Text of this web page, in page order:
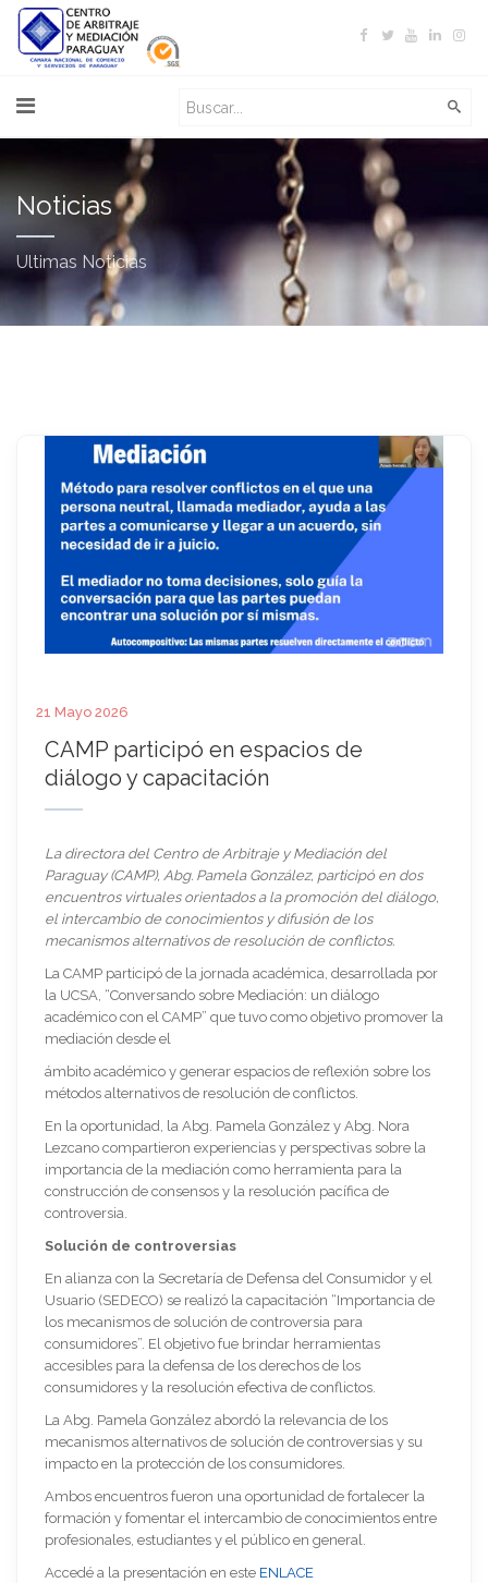
Noticias
Ultimas Noticias
21 Mayo 2026
CAMP participó en espacios de
diálogo y capacitación
La directora del Centro de Arbitraje y Mediación del
Paraguay (CAMP), Abg. Pamela González, participó en dos
encuentros virtuales orientados a la promoción del diálogo,
el intercambio de conocimientos y difusión de los
mecanismos alternativos de resolución de conflictos.
La CAMP participó de la jornada académica, desarrollada por
la UCSA, “Conversando sobre Mediación: un diálogo
académico con el CAMP” que tuvo como objetivo promover la
mediación desde el
ámbito académico y generar espacios de reflexión sobre los
métodos alternativos de resolución de conflictos.
En la oportunidad, la Abg. Pamela González y Abg. Nora
Lezcano compartieron experiencias y perspectivas sobre la
importancia de la mediación como herramienta para la
construcción de consensos y la resolución pacífica de
controversia.
Solución de controversias
En alianza con la Secretaría de Defensa del Consumidor y el
Usuario (SEDECO) se realizó la capacitación “Importancia de
los mecanismos de solución de controversia para
consumidores”. El objetivo fue brindar herramientas
accesibles para la defensa de los derechos de los
consumidores y la resolución efectiva de conflictos.
La Abg. Pamela González abordó la relevancia de los
mecanismos alternativos de solución de controversias y su
impacto en la protección de los consumidores.
Ambos encuentros fueron una oportunidad de fortalecer la
formación y fomentar el intercambio de conocimientos entre
profesionales, estudiantes y el público en general.
Accedé a la presentación en este ENLACE